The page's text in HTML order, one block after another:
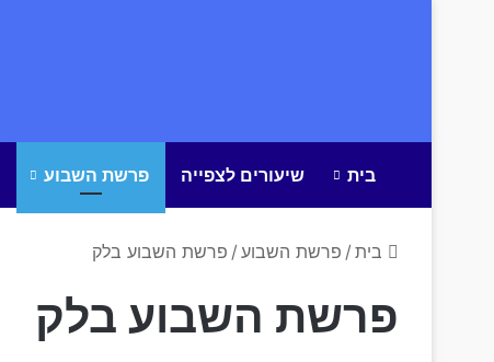
בית שיעורים לצפייה פרשת השבוע
בית / פרשת השבוע / פרשת השבוע בלק
פרשת השבוע בלק